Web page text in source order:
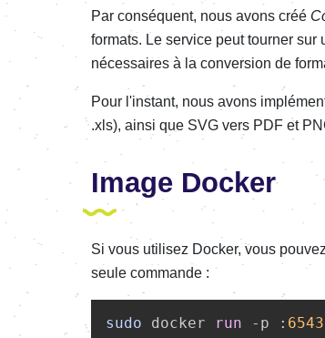
Par conséquent, nous avons créé
formats. Le service peut tourner
nécessaires à la conversion de
Pour l'instant, nous avons
.xls), ainsi que SVG vers PDF et
Image Docker
Si vous utilisez Docker, vous
seule commande :
sudo docker run -p : 6543